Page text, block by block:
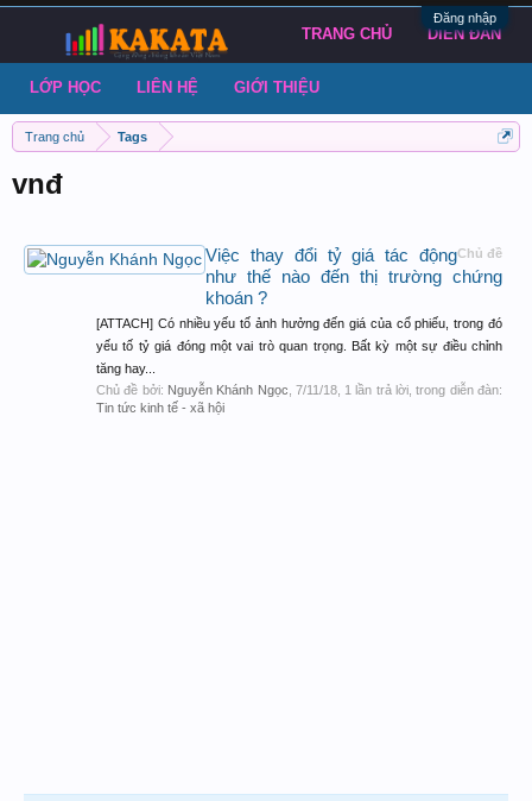
Đăng nhập
Trang chủ Tags
vnđ
Chủ đề
Việc thay đổi tỷ giá tác động
như thế nào đến thị trường chứng
khoán ?
[ATTACH] Có nhiều yếu tố ảnh hưởng đến giá của cổ phiếu, trong đó
yếu tố tỷ giá đóng một vai trò quan trọng. Bất kỳ một sự điều chỉnh
tăng hay...
Chủ đề bởi: Nguyễn Khánh Ngọc 7/11/18, 1 lần trả lời, trong diễn đàn:
Tin tức kinh tế - xã hội
TRANG CHỦ DIỄN ĐÀN
LỚP HỌC LIÊN HỆ GIỚI THIỆU